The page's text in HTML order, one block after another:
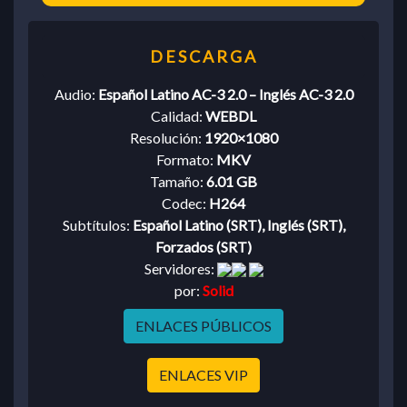
Audio: Español Latino AC-3 2.0 – Inglés AC-3 2.0
Calidad: WEBDL
Resolución: 1920×1080
Formato: MKV
Tamaño: 6.01 GB
Codec: H264
Subtítulos: Español Latino (SRT), Inglés (SRT),
Forzados (SRT)
Servidores:
por: Solid
ENLACES PÚBLICOS
ENLACES VIP